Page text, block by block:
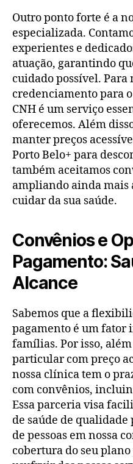
Outro ponto forte é a
especializada.
experientes e
atuação, garantindo
cuidado possível. Para
credenciamento para
CNH é um serviço
oferecemos. Além
manter preços
Porto Belo+ para
também aceitamos
ampliando ainda mais
cuidar da sua saúde.
Convênios e
Pagamento:
Alcance
Sabemos que a
pagamento é um fator
famílias. Por isso,
particular com preço
nossa clínica tem o
com convênios,
Essa parceria visa
de saúde de
de pessoas em nossa
cobertura do seu